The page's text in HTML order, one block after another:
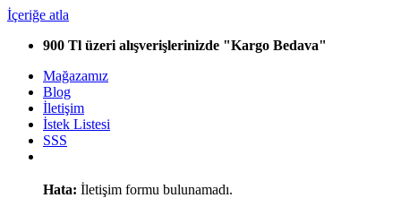
İçeriğe atla
900 Tl üzeri alışverişlerinizde "Kargo Bedava"
Mağazamız
Blog
İletişim
İstek Listesi
SSS
Hata: İletişim formu bulunamadı.